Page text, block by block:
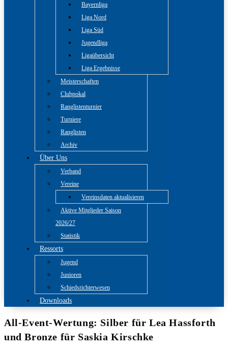
Bayernliga
Liga Nord
Liga Süd
Jugendliga
Ligaübersicht
Liga Ergebnisse
Meisterschaften
Clubpokal
Ranglistenturnier
Turniere
Ranglisten
Archiv
Über Uns
Verband
Vereine
Vereinsdaten aktualisieren
Aktive Mitglieder Saison
2026/27
Statistik
Ressorts
Jugend
Junioren
Schiedsrichterwesen
Downloads
All-Event-Wertung: Silber für Lea Hassforth
und Bronze für Saskia Kirschke